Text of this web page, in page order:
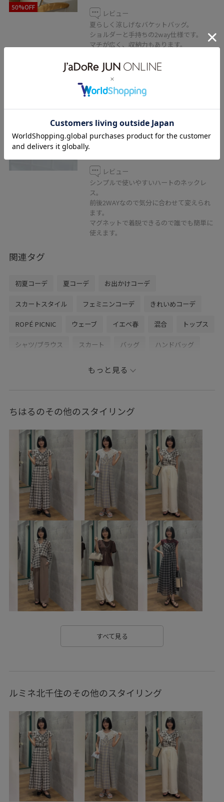
50%OFF
レビュー
夏らしく涼しげなバケットバッグ。
ショルダーと手持ちの2way仕様です。
マチが広く、収納力もあります。
2BUY10%OFF
ンネックレス/2WAY
ゴールド / F
レビュー
シンプルで使いやすいハートのネックレ
ス。
前後2WAYなので気分に合わせて変えられ
ます。
マグネットで着脱できるので誰でも簡単に
使えます。
関連タグ
初夏コーデ 夏コーデ お出かけコーデ
スカートスタイル フェミニンコーデ きれいめコーデ
ROPÉ PICNIC ウェーブ イエベ春 混合 トップス
シャツ/ブラウス スカート バッグ ハンドバッグ
アクセサリー
GIZ16020 2026接触冷感アイテム
26SS_夏のお仕事ブラウス 2BUY10%OFF対象商品
2WAYで使える RP26SS RP26SS_besthit
RP26SS_goods RP26SS着映えトップス
RP26under4200 SALEランキングTOP100
Wbottoms_pickup Wpickup_items きれいめ
ちょうど良い丈感 ひざ下丈 ウエストがゴム
カジュアル クーポン対象商品 コントラスト
コーディネートしやすい コーディネートのアクセント
ゴム仕様 サステナブル シアー シアー感 シャツ
スニーカー セットアップ
リブニット リラックス感 ワンピース
伸縮性 合わせやすい 夏の機能素材アイテム
女性らしさ 小物 快適なはき心地
抜け感 接触冷感 日傘 異素材ドッキング
華やか 裏地付き 見た目以上の収納
透け感 都会的
もっと見る
ちはるのその他のスタイリング
すべて見る
ルミネ北千住のその他のスタイリング